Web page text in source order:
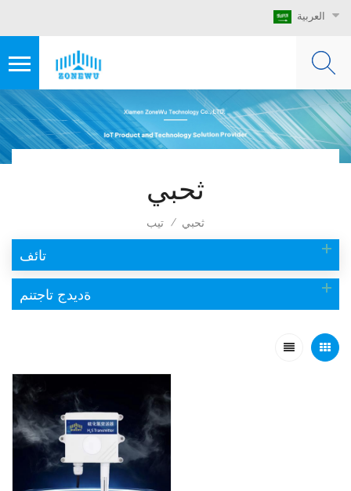
العربية
ثحبي
تيب / ثحبي
تائف
ةديدج تاجتنم